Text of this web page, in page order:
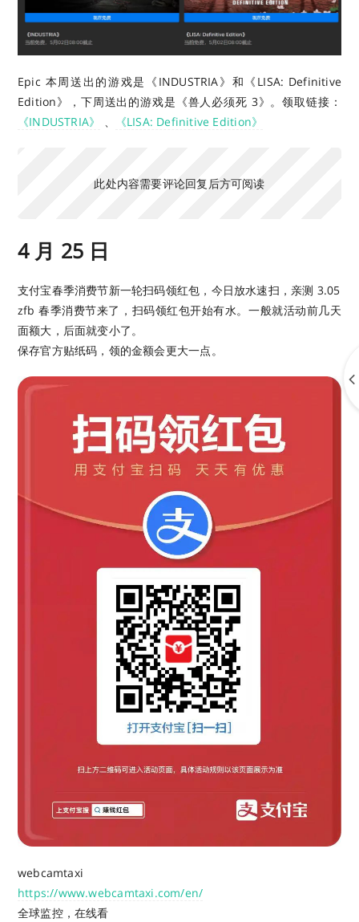
Epic 本周送出的游戏是《INDUSTRIA》和《LISA: Definitive
Edition》，下周送出的游戏是《兽人必须死 3》。领取链接：
《INDUSTRIA》
、 《LISA: Definitive Edition》
此处内容需要评论回复后方可阅读
4 月 25 日
支付宝春季消费节新一轮扫码领红包，今日放水速扫，亲测 3.05
zfb 春季消费节来了，扫码领红包开始有水。一般就活动前几天
面额大，后面就变小了。
保存官方贴纸码，领的金额会更大一点。
webcamtaxi
https://www.webcamtaxi.com/en/
全球监控，在线看